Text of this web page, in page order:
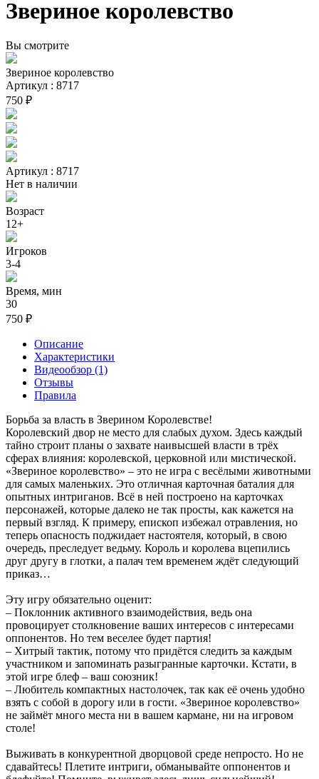
Звериное королевство
Вы смотрите
Звериное королевство
Артикул : 8717
750 ₽
Артикул : 8717
Нет в наличии
Возраст
12+
Игроков
3-4
Время, мин
30
750 ₽
Описание
Характеристики
Видеообзор (1)
Отзывы
Правила
Борьба за власть в Зверином Королевстве!
Королевский двор не место для слабых духом. Здесь каждый
тайно строит планы о захвате наивысшей власти в трёх
сферах влияния: королевской, церковной или мистической.
«Звериное королевство» – это не игра с весёлыми животными
для самых маленьких. Это отличная карточная баталия для
опытных интриганов. Всё в ней построено на карточках
персонажей, которые далеко не так просты, как кажется на
первый взгляд. К примеру, епископ избежал отравления, но
теперь опасность поджидает настоятеля, который, в свою
очередь, преследует ведьму. Король и королева вцепились
друг другу в глотки, а палач тем временем ждёт следующий
приказ…
Эту игру обязательно оценит:
– Поклонник активного взаимодействия, ведь она
провоцирует столкновение ваших интересов с интересами
оппонентов. Но тем веселее будет партия!
– Хитрый тактик, потому что придётся следить за каждым
участником и запоминать разыгранные карточки. Кстати, в
этой игре блеф – ваш союзник!
– Любитель компактных настолочек, так как её очень удобно
взять с собой в дорогу или в гости. «Звериное королевство»
не займёт много места ни в вашем кармане, ни на игровом
столе!
Выживать в конкурентной дворцовой среде непросто. Но не
сдавайтесь! Плетите интриги, обманывайте оппонентов и